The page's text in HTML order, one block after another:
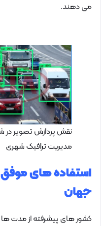
می دهند.
نقش پردازش تصویر در
مدیریت ترافیک شهری
استفاده های موفق
جهان
کشور های پیشرفته از مدت